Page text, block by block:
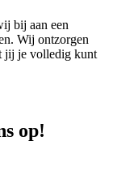
bij aan een
Wij ontzorgen
jij je volledig kunt
op!